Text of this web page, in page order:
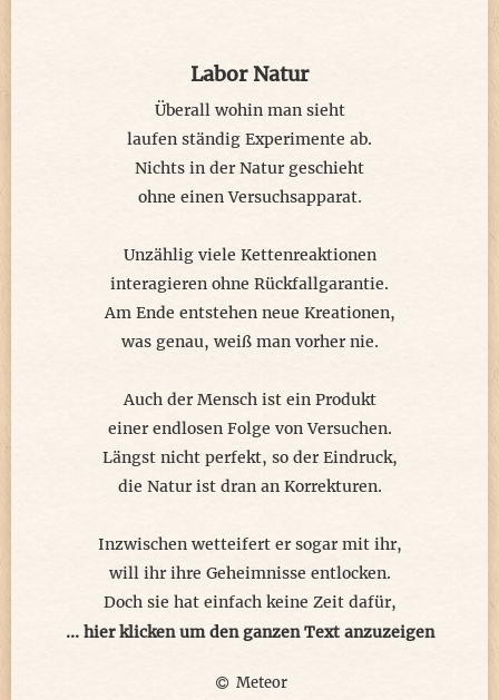
Labor Natur
Überall wohin man sieht
laufen ständig Experimente ab.
Nichts in der Natur geschieht
ohne einen Versuchsapparat.
Unzählig viele Kettenreaktionen
interagieren ohne Rückfallgarantie.
Am Ende entstehen neue Kreationen,
was genau, weiß man vorher nie.
Auch der Mensch ist ein Produkt
einer endlosen Folge von Versuchen.
Längst nicht perfekt, so der Eindruck,
die Natur ist dran an Korrekturen.
Inzwischen wetteifert er sogar mit ihr,
will ihr ihre Geheimnisse entlocken.
Doch sie hat einfach keine Zeit dafür,
ist als Experiment selbst am kochen.
In diesem reaktiven Reagenzzustand
... hier klicken um den ganzen Text anzuzeigen
Meteor